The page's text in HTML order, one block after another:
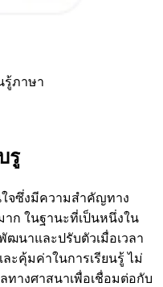
รู้ภาษา
รู
จซึ่งมีความสําคัญทาง
ก ในฐานะที่เป็นหนึ่งใน
นาและปรับตัวเมื่อเวลา
ะคุ้มค่าในการเรียนรู้ ไม่
ทางศาสนาเพื่อเชื่อมต่อกับ